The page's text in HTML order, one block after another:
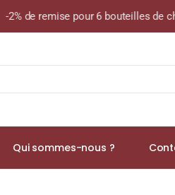
pour 6 bouteilles de
Qui sommes-nous ?